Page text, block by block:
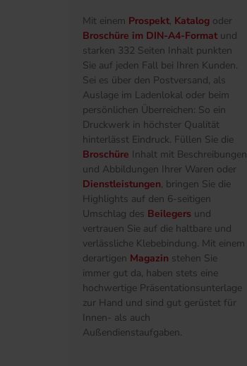
Mit einem Prospekt, Katalog oder
Broschüre im DIN-A4-Format und
starken 332 Seiten Inhalt punkten
Sie auf jeden Fall bei Ihren Kunden.
Sei es über den Postversand, als
Auslage im Ladenlokal oder beim
persönlichen Überreichen: So ein
Druckwerk in höchster Qualität
hinterlässt Eindruck. Füllen Sie die
Broschüre Inhalt mit Beschreibungen
und Abbildungen Ihrer Waren oder
Dienstleistungen, bringen Sie die
Highlights auf den 6-seitigen
Umschlag des Beilegers und
vertrauen Sie auf die haltbare und
verlässliche Klebebindung. Mit einem
derartigen Magazin stehen Sie
immer gut da, haben stets eine
hochwertige Präsentationsunterlage
zur Hand und sind gut gerüstet für
Innen- als auch
Außendienstaufgaben.